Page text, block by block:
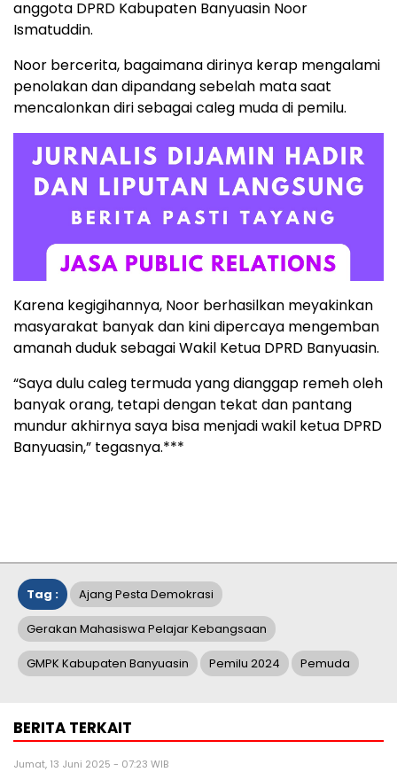
anggota DPRD Kabupaten Banyuasin Noor
Ismatuddin.
Noor bercerita, bagaimana dirinya kerap mengalami
penolakan dan dipandang sebelah mata saat
mencalonkan diri sebagai caleg muda di pemilu.
Karena kegigihannya, Noor berhasilkan meyakinkan
masyarakat banyak dan kini dipercaya mengemban
amanah duduk sebagai Wakil Ketua DPRD Banyuasin.
“Saya dulu caleg termuda yang dianggap remeh oleh
banyak orang, tetapi dengan tekat dan pantang
mundur akhirnya saya bisa menjadi wakil ketua DPRD
Banyuasin,” tegasnya.***
Tag : Ajang Pesta Demokrasi
Gerakan Mahasiswa Pelajar Kebangsaan
GMPK Kabupaten Banyuasin Pemilu 2024 Pemuda
BERITA TERKAIT
Jumat, 13 Juni 2025 - 07:23 WIB